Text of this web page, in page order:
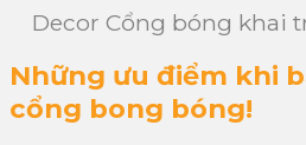
Decor Cổng bóng khai
Những ưu điểm khi
cổng bong bóng!